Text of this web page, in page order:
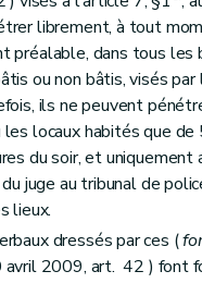
librement, à tout
préalable, dans tous les
ou non bâtis, visés
ils ne peuvent
locaux habités que de
du soir, et uniquement
juge au tribunal de
lieux.
dressés par ces (
2009, art. 42 ) font